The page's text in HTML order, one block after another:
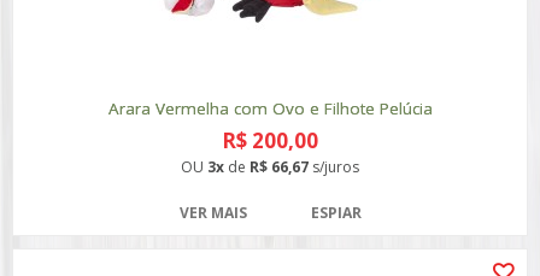
Arara Vermelha com Ovo e Filhote Pelúcia
R$ 200,00
OU 3x de R$ 66,67 s/juros
VER MAIS ESPIAR